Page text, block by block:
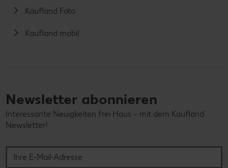
Kaufland Foto
Kaufland mobil
Newsletter abonnieren
Interessante Neuigkeiten frei Haus – mit dem Kaufland
Newsletter!